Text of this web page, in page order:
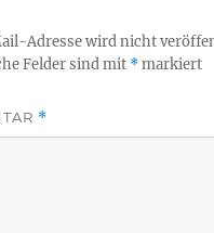
Adresse wird nicht
Felder sind mit *markiert
*